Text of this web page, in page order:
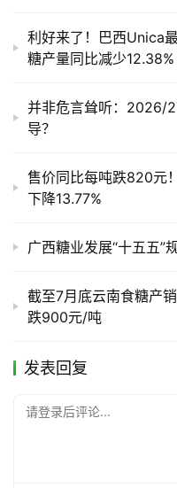
利好来了！巴西Unica
糖产量同比减少12.38%
并非危言耸听：2026/
导？
售价同比每吨跌820元
下降13.77%
广西糖业发展“十五五”
截至7月底云南食糖产
跌900元/吨
发表回复
请登录后评论...